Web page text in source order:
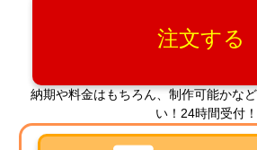
注文する
納期や料金はもちろん、制作可能かな
い！24時間受付！